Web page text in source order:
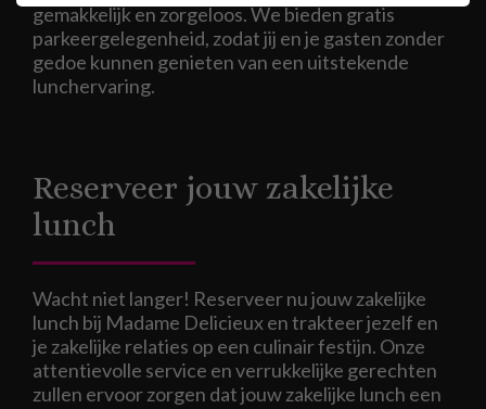
gemakkelijk en zorgeloos. We bieden gratis
parkeergelegenheid, zodat jij en je gasten zonder
gedoe kunnen genieten van een uitstekende
lunchervaring.
Reserveer jouw zakelijke
lunch
Wacht niet langer! Reserveer nu jouw zakelijke
lunch bij Madame Delicieux en trakteer jezelf en
je zakelijke relaties op een culinair festijn. Onze
attentievolle service en verrukkelijke gerechten
zullen ervoor zorgen dat jouw zakelijke lunch een